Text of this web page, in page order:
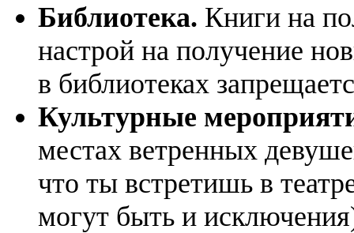
Библиотека. Книги на
настрой на получение
в библиотеках
Культурные
местах ветренных
что ты встретишь в
могут быть и